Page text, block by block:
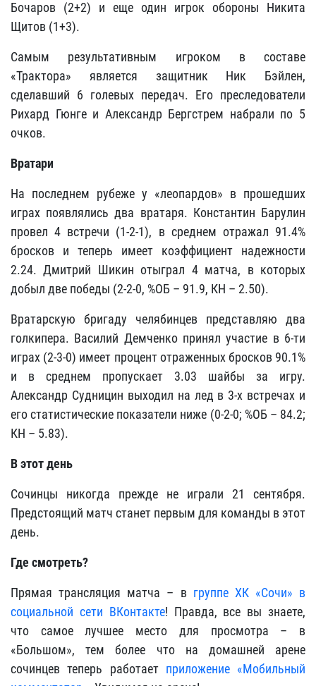
Бочаров (2+2) и еще один игрок обороны Никита
Щитов (1+3).
Самым результативным игроком в составе
«Трактора» является защитник Ник Бэйлен,
сделавший 6 голевых передач. Его преследователи
Рихард Гюнге и Александр Бергстрем набрали по 5
очков.
Вратари
На последнем рубеже у «леопардов» в прошедших
играх появлялись два вратаря. Константин Барулин
провел 4 встречи (1-2-1), в среднем отражал 91.4%
бросков и теперь имеет коэффициент надежности
2.24. Дмитрий Шикин отыграл 4 матча, в которых
добыл две победы (2-2-0, %ОБ – 91.9, КН – 2.50).
Вратарскую бригаду челябинцев представляю два
голкипера. Василий Демченко принял участие в 6-ти
играх (2-3-0) имеет процент отраженных бросков 90.1%
и в среднем пропускает 3.03 шайбы за игру.
Александр Судницин выходил на лед в 3-х встречах и
его статистические показатели ниже (0-2-0; %ОБ – 84.2;
КН – 5.83).
В этот день
Сочинцы никогда прежде не играли 21 сентября.
Предстоящий матч станет первым для команды в этот
день.
Где смотреть?
Прямая трансляция матча – в группе ХК «Сочи» в
социальной сети ВКонтакте! Правда, все вы знаете,
что самое лучшее место для просмотра – в
«Большом», тем более что на домашней арене
сочинцев теперь работает приложение «Мобильный